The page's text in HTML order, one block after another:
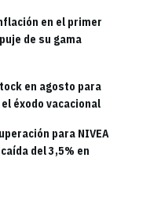
en el primer
de su gama
en agosto para
éxodo vacacional
para NIVEA
del 3,5% en